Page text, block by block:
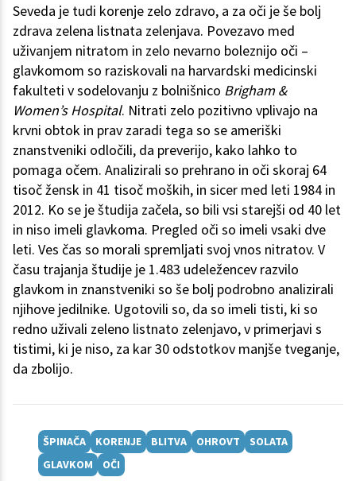
Seveda je tudi korenje zelo zdravo, a za oči je še bolj
zdrava zelena listnata zelenjava. Povezavo med
uživanjem nitratom in zelo nevarno boleznijo oči –
glavkomom so raziskovali na harvardski medicinski
fakulteti v sodelovanju z bolnišnico Brigham &
Women’s Hospital. Nitrati zelo pozitivno vplivajo na
krvni obtok in prav zaradi tega so se ameriški
znanstveniki odločili, da preverijo, kako lahko to
pomaga očem. Analizirali so prehrano in oči skoraj 64
tisoč žensk in 41 tisoč moških, in sicer med leti 1984 in
2012. Ko se je študija začela, so bili vsi starejši od 40 let
in niso imeli glavkoma. Pregled oči so imeli vsaki dve
leti. Ves čas so morali spremljati svoj vnos nitratov. V
času trajanja študije je 1.483 udeležencev razvilo
glavkom in znanstveniki so še bolj podrobno analizirali
njihove jedilnike. Ugotovili so, da so imeli tisti, ki so
redno uživali zeleno listnato zelenjavo, v primerjavi s
tistimi, ki je niso, za kar 30 odstotkov manjše tveganje,
da zbolijo.
ŠPINAČA KORENJE BLITVA OHROVT
SOLATA
GLAVKOM
OČI